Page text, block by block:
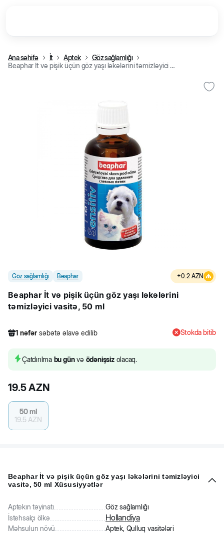
Ana səhifə İt Aptek
Göz sağlamlığı
Beaphar İt və pişik üçün göz yaşı ləkələrini təmizləyici vasitə, 50 ml
Göz sağlamlığı Beaphar +0.2 AZN
Beaphar İt və pişik üçün göz yaşı ləkələrini
təmizləyici vasitə, 50 ml
1 nəfər səbətə əlavə edilib
1 nəfər səbətə əlavə edilib
Stokda bitib
Çatdırılma bu günvə ödənişsizolacaq.
19.5AZN
50 ml
19.5 AZN
Beaphar İt və pişik üçün göz yaşı ləkələrini təmizləyici
vasitə, 50 ml Xüsusiyyətlər
Aptekın təyinatı
Göz sağlamlığı
İstehsalçı ölkə
Hollandiya
Məhsulun növü
Aptek, Qulluq vasitələri